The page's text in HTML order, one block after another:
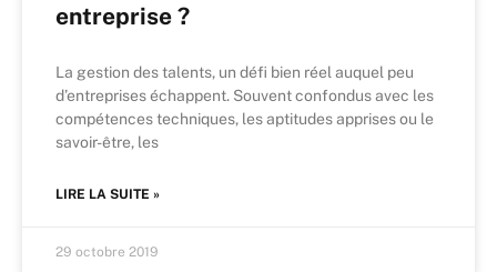
entreprise ?
La gestion des talents, un défi bien réel auquel peu
d’entreprises échappent. Souvent confondus avec les
compétences techniques, les aptitudes apprises ou le
savoir-être, les
LIRE LA SUITE »
29 octobre 2019